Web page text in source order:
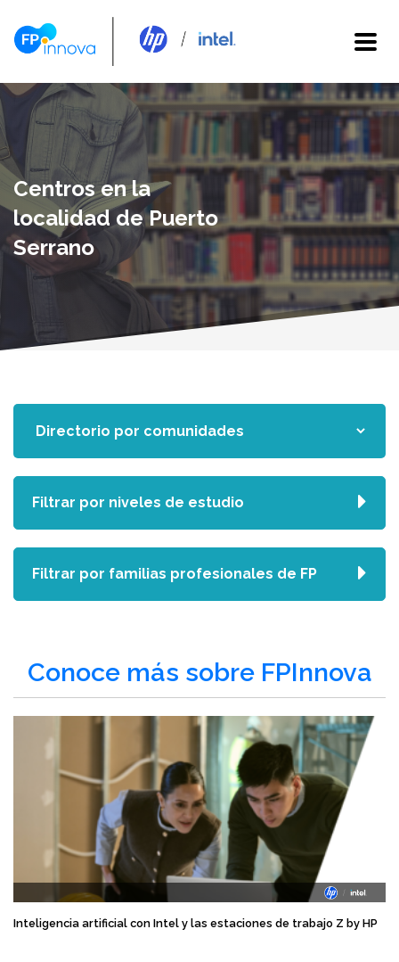
Centros en la
localidad de Puerto
Serrano
Conoce más sobre FPInnova
Inteligencia artificial con Intel y las estaciones de trabajo Z by HP
Filtrar por niveles de estudio
Filtrar por familias profesionales de FP